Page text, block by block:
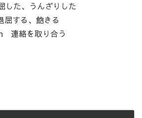
た、うんざりした
する、飽きる
連絡を取り合う